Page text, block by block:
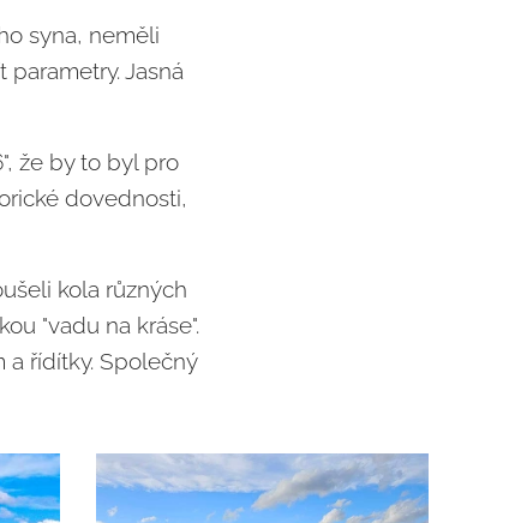
syna, neměli
Jasná
že by to byl pro
dovednosti,
kola různých
"vadu na kráse".
a řídítky. Společný